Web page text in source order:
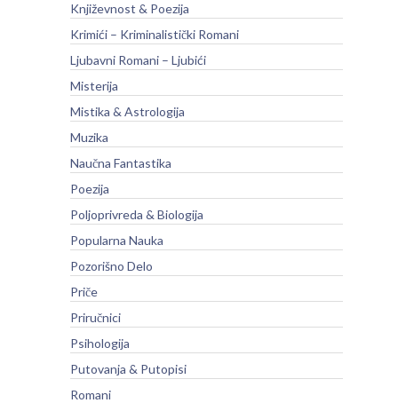
Književnost & Poezija
Krimići – Kriminalistički Romani
Ljubavni Romani – Ljubići
Misterija
Mistika & Astrologija
Muzika
Naučna Fantastika
Poezija
Poljoprivreda & Biologija
Popularna Nauka
Pozorišno Delo
Priče
Priručnici
Psihologija
Putovanja & Putopisi
Romani